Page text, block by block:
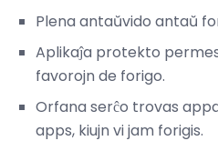
Plena antaŭvido antaŭ
Aplikaĵa protekto
favorojn de forigo.
Orfana serĉo trovas
apps, kiujn vi jam forigis.